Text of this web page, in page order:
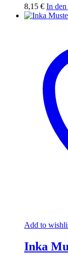
8,15 € In
Add to
Inka